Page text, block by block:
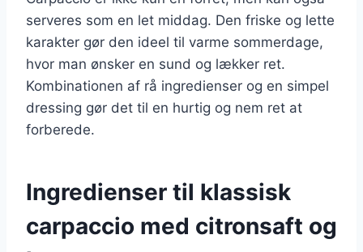
serveres som en let middag. Den friske og lette
karakter gør den ideel til varme sommerdage,
hvor man ønsker en sund og lækker ret.
Kombinationen af rå ingredienser og en simpel
dressing gør det til en hurtig og nem ret at
forberede.
Ingredienser til klassisk
carpaccio med citronsaft og